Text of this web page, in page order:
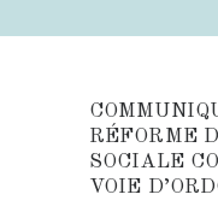
RÉFORME
SOCIALE
VOIE